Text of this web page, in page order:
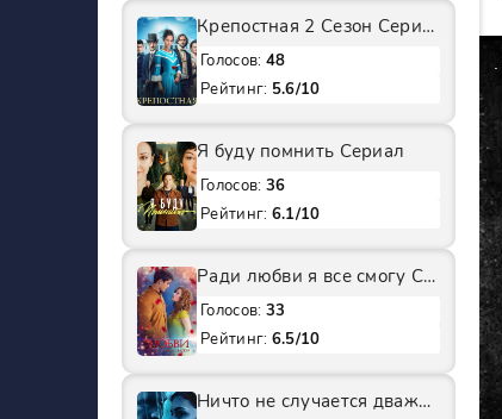
Крепостная 2 Сезон Сериал
Голосов: 48
Рейтинг: 5.6/10
Я буду помнить Сериал
Голосов: 36
Рейтинг: 6.1/10
Ради любви я все смогу Сериал
Голосов: 33
Рейтинг: 6.5/10
Ничто не случается дважды 2 Сезон Сериал